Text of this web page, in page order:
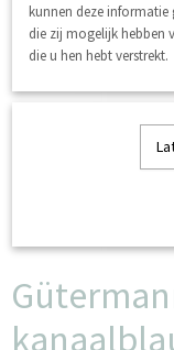
kunnen deze
die zij mogelijk hebben
die u hen hebt verstrekt.